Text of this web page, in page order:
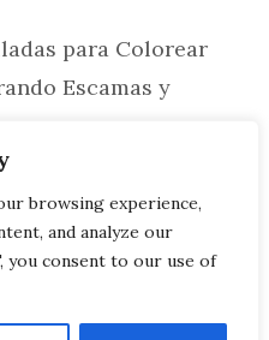
browsing experience,
and analyze our
you consent to our use of
para Colorear
Escamas y
de Unicornios que
para Crear